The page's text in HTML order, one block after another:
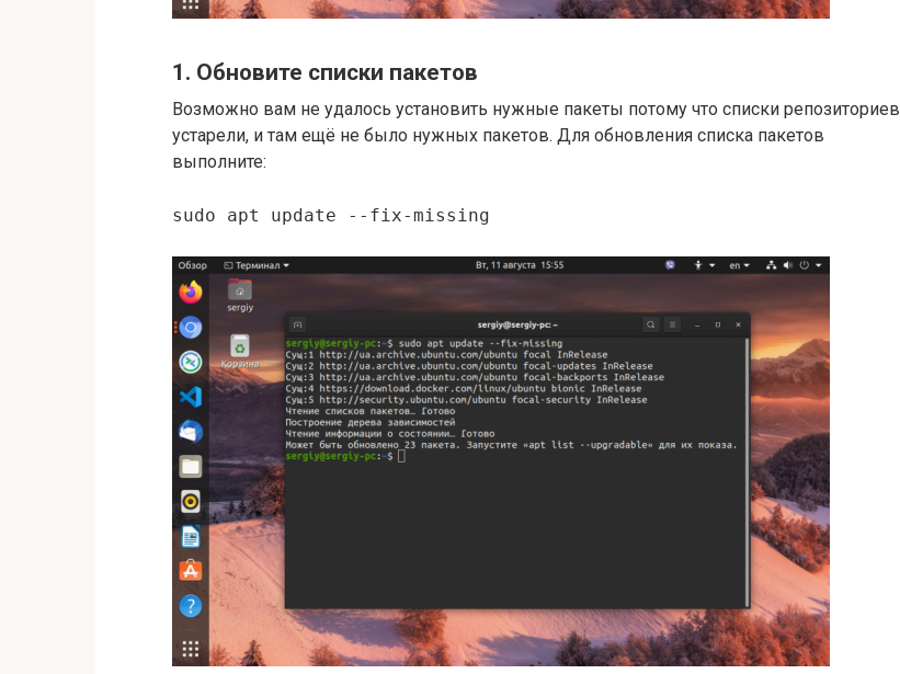
1. Обновите списки пакетов
Возможно вам не удалось установить нужные пакеты потому что списки репозиториев
устарели, и там ещё не было нужных пакетов. Для обновления списка пакетов
выполните:
sudo apt update --fix-missing